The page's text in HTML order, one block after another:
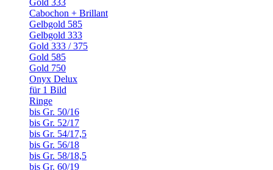
Gold 333
Cabochon + Brillant
Gelbgold 585
Gelbgold 333
Gold 333 / 375
Gold 585
Gold 750
Onyx Delux
für 1 Bild
Ringe
bis Gr. 50/16
bis Gr. 52/17
bis Gr. 54/17,5
bis Gr. 56/18
bis Gr. 58/18,5
bis Gr. 60/19